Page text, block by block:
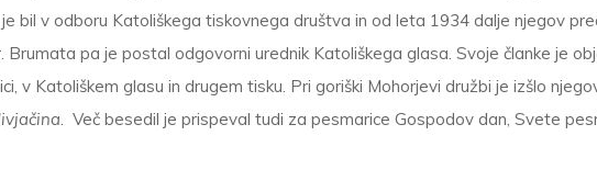
bil v odboru Katoliškega tiskovnega društva in od leta 1934 dalje njegov
pa je postal odgovorni urednik Katoliškega glasa. Svoje članke je
v Katoliškem glasu in drugem tisku. Pri goriški Mohorjevi družbi je izšlo
. Več besedil je prispeval tudi za pesmarice Gospodov dan, Svete